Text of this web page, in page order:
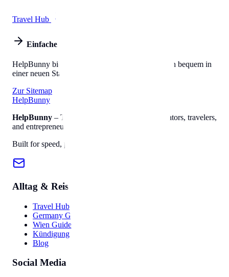
Travel Hub
Einfaches Leben
HelpBunny bietet alles, was Sie brauchen, um sich bequem in
einer neuen Stadt einzuleben.
Zur Sitemap
HelpBunny
HelpBunny – The ultimate digital toolkit for creators, travelers,
and entrepreneurs.
Built for speed, privacy, and ease of use.
Alltag & Reise
Travel Hub
Germany Guide
Wien Guide
Kündigung
Blog
Social Media